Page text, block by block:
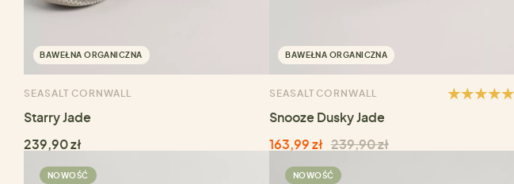
BAWEŁNA ORGANICZNA
SEASALT CORNWALL
Starry Jade
239,90 zł
BAWEŁNA ORGANICZNA
SEASALT CORNWALL
Snooze Dusky Jade
163,99 zł 239,90 zł
NOWOŚĆ NOWOŚĆ